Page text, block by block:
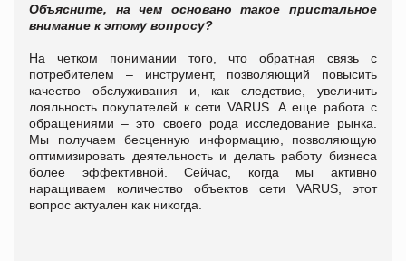
Объясните, на чем основано такое пристальное
внимание к этому вопросу?
На четком понимании того, что обратная связь с
потребителем – инструмент, позволяющий повысить
качество обслуживания и, как следствие, увеличить
лояльность покупателей к сети VARUS. А еще работа с
обращениями – это своего рода исследование рынка.
Мы получаем бесценную информацию, позволяющую
оптимизировать деятельность и делать работу бизнеса
более эффективной. Сейчас, когда мы активно
наращиваем количество объектов сети VARUS , этот
вопрос актуален как никогда.